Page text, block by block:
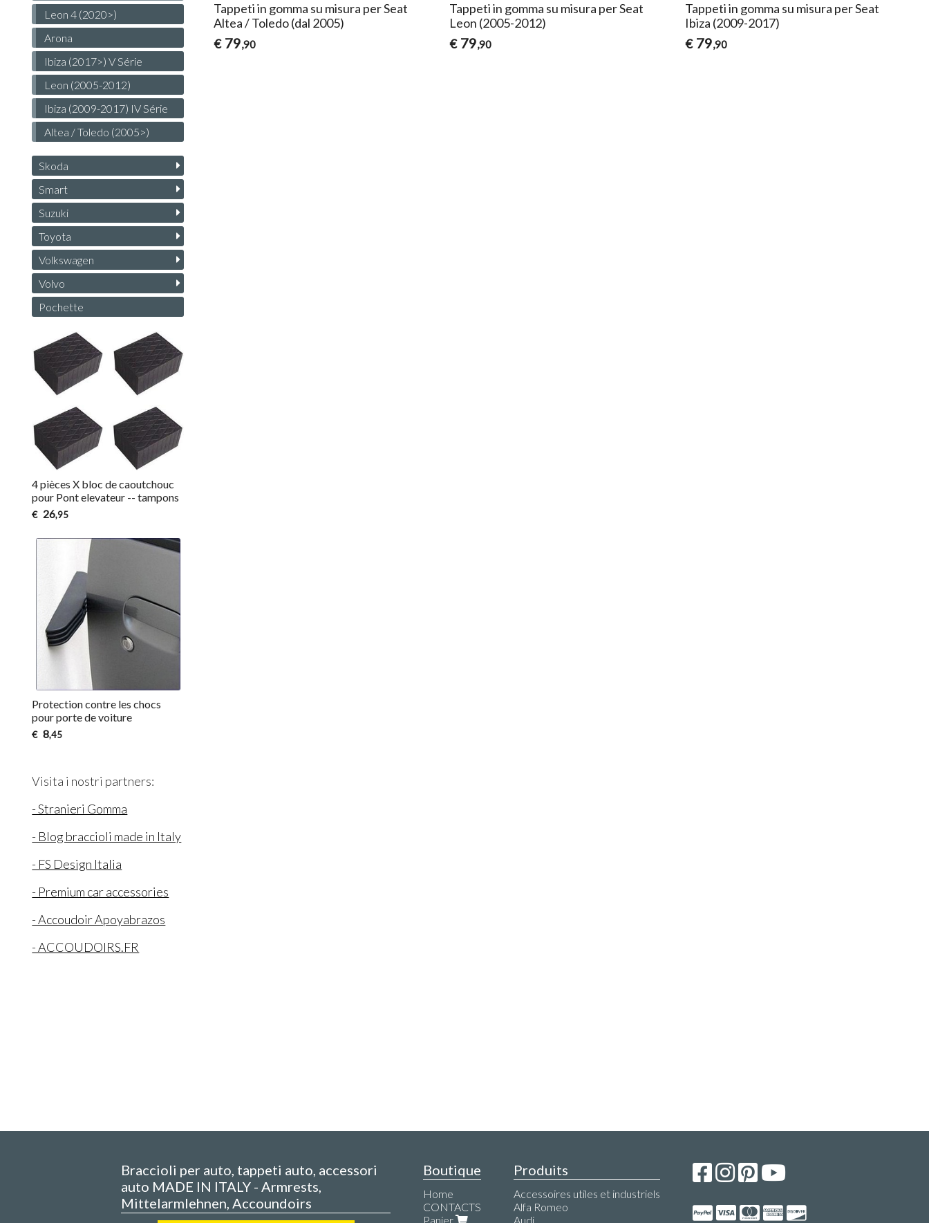
Tappeti in gomma su misura per Seat
Altea / Toledo (dal 2005)
€ 79,90
Tappeti in gomma su misura per Seat
Leon (2005-2012)
€ 79,90
Tappeti in gomma su misura per Seat
Ibiza (2009-2017)
€ 79,90
Leon 4 (2020>)
Arona
Ibiza (2017>) V Série
Leon (2005-2012)
Ibiza (2009-2017) IV Série
Altea / Toledo (2005>)
Skoda
Smart
Suzuki
Toyota
Volkswagen
Volvo
Pochette
4 pièces X bloc de caoutchouc
pour Pont elevateur -- tampons
€ 26,95
Protection contre les chocs
pour porte de voiture
€ 8,45
Visita i nostri partners:
- Stranieri Gomma
- Blog braccioli made in Italy
- FS Design Italia
- Premium car accessories
- Accoudoir Apoyabrazos
- ACCOUDOIRS.FR
Braccioli per auto, tappeti auto, accessori
auto MADE IN ITALY - Armrests,
Mittelarmlehnen, Accoundoirs
Boutique
Home
CONTACTS
Panier
Produits
Accessoires utiles et industriels
Alfa Romeo
Audi